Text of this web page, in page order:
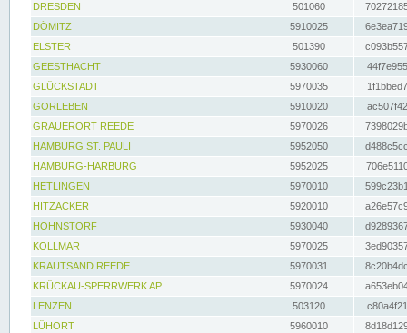
DRESDEN
501060
DÖMITZ
5910025
ELSTER
501390
GEESTHACHT
5930060
GLÜCKSTADT
5970035
GORLEBEN
5910020
GRAUERORT REEDE
5970026
HAMBURG ST. PAULI
5952050
HAMBURG-HARBURG
5952025
HETLINGEN
5970010
HITZACKER
5920010
HOHNSTORF
5930040
KOLLMAR
5970025
KRAUTSAND REEDE
5970031
KRÜCKAU-SPERRWERK AP
5970024
LENZEN
503120
LÜHORT
5960010